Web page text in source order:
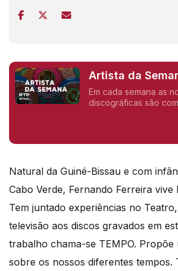
Artista da
Em cada semana as
discográficas são comentadas música a
Natural da Guiné-Bissau e com
Cabo Verde, Fernando Ferreira vive
Tem juntado experiências no
televisão aos discos gravados em
trabalho chama-se TEMPO. Propõe
sobre os nossos diferentes tempos.